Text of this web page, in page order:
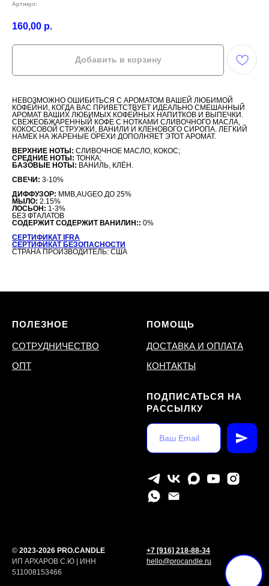
Артикул:
160,00 р.
Добавить в корзину
НЕВОЗМОЖНО ОШИБИТЬСЯ С АРОМАТОМ ВАШЕЙ ЛЮБИМОЙ
КОФЕЙНИ, КОГДА ВАС ПРИВЕТСТВУЕТ ИДЕАЛЬНО СМЕШАННЫЙ
АРОМАТ ВАШИХ ЛЮБИМЫХ КОФЕЙНЫХ НАПИТКОВ И ВЫПЕЧКИ.
СВЕЖЕОБЖАРЕННЫЙ КОФЕ С НОТКАМИ СЛИВОЧНОГО МАСЛА,
КОКОСОВОЙ СТРУЖКИ, ВАНИЛИ И КЛЕНОВОГО СИРОПА. ЛЕГКИЙ
НАМЕК НА ЖАРЕНЫЕ ОРЕХИ ДОПОЛНЯЕТ ЭТОТ АРОМАТ.
ВЕРХНИЕ НОТЫ: СЛИВОЧНОЕ МАСЛО, КОКОС;
СРЕДНИЕ НОТЫ: ТОНКА;
БАЗОВЫЕ НОТЫ: ВАНИЛЬ, КЛЁН.
СВЕЧИ: 3-10%
ДИФФУЗОР: MMB,AUGEO ДО 25%
МЫЛО: 2.15%
ЛОСЬОН: 1-3%
БЕЗ ФТАЛАТОВ
СОДЕРЖИТ СОДЕРЖИТ ВАНИЛИН:: 0%
СЕРТИФИКАТ IFRA
СЕРТИФИКАТ БЕЗОПАСНОСТИ
СТРАНА ПРОИЗВОДИТЕЛЬ: США
ПОЛЕЗНОЕ
СОТРУДНИЧЕСТВО
ОПТ
ПОМОЩЬ
ДОСТАВКА И ОПЛАТА
КОНТАКТЫ
ПОДПИСАТЬСЯ НА
РАССЫЛКУ
© 2023-2026 PRO.CANDLE
ИП АРХАРОВ С.Ю | ИНН
511008153466
+7 [916] 218-88-34
hello@procandle.ru